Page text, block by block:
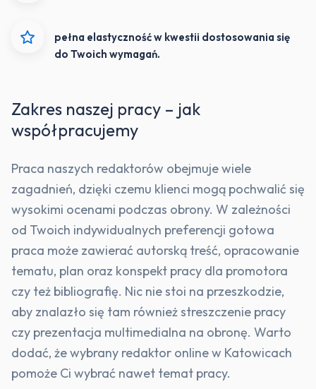
pełna elastyczność w kwestii dostosowania się
do Twoich wymagań.
Zakres naszej pracy – jak
współpracujemy
Praca naszych redaktorów obejmuje wiele
zagadnień, dzięki czemu klienci mogą pochwalić się
wysokimi ocenami podczas obrony. W zależności
od Twoich indywidualnych preferencji gotowa
praca może zawierać autorską treść, opracowanie
tematu, plan oraz konspekt pracy dla promotora
czy też bibliografię. Nic nie stoi na przeszkodzie,
aby znalazło się tam również streszczenie pracy
czy prezentacja multimedialna na obronę. Warto
dodać, że wybrany redaktor online w Katowicach
pomoże Ci wybrać nawet temat pracy.